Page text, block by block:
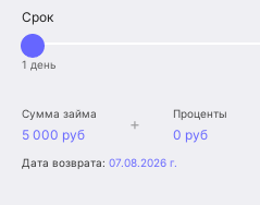
Срок
1 день
Сумма займа
5 000 руб
+ Проценты
0 руб
Дата возврата: 07.08.2026 г.